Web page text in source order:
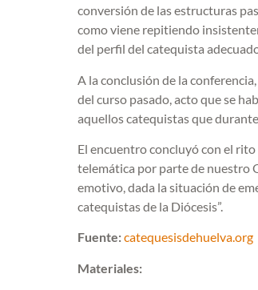
conversión de las estructuras
como viene repitiendo
del perfil del catequista
A la conclusión de la
del curso pasado, acto que se
aquellos catequistas que
El encuentro concluyó con el
telemática por parte de nuestro
emotivo, dada la situación de
catequistas de la Diócesis”.
Fuente:catequesisdehuelva.org
Materiales: